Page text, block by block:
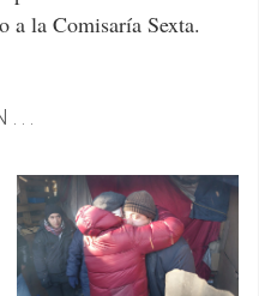
a la Comisaría Sexta.
. . .